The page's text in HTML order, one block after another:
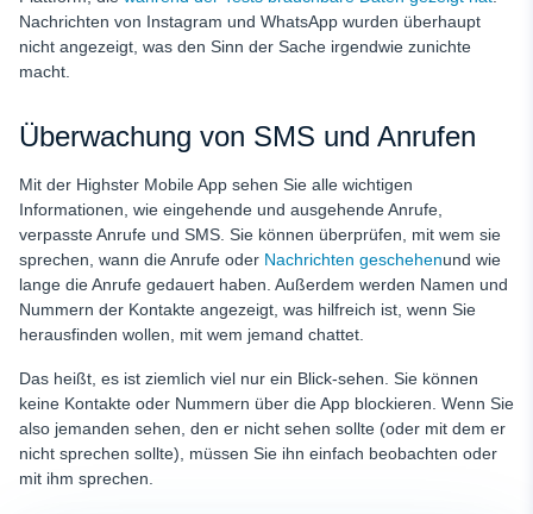
Nachrichten von Instagram und WhatsApp wurden überhaupt
nicht angezeigt, was den Sinn der Sache irgendwie zunichte
macht.
Überwachung von SMS und Anrufen
Mit der Highster Mobile App sehen Sie alle wichtigen
Informationen, wie eingehende und ausgehende Anrufe,
verpasste Anrufe und SMS. Sie können überprüfen, mit wem sie
sprechen, wann die Anrufe oder Nachrichten geschehenund wie
lange die Anrufe gedauert haben. Außerdem werden Namen und
Nummern der Kontakte angezeigt, was hilfreich ist, wenn Sie
herausfinden wollen, mit wem jemand chattet.
Das heißt, es ist ziemlich viel nur ein Blick-sehen. Sie können
keine Kontakte oder Nummern über die App blockieren. Wenn Sie
also jemanden sehen, den er nicht sehen sollte (oder mit dem er
nicht sprechen sollte), müssen Sie ihn einfach beobachten oder
mit ihm sprechen.